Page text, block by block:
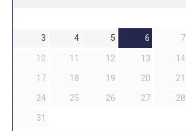
3
4 5 6 7
10
11 12 13 14
17
18 19 20 21
24
25 26 27 28
31